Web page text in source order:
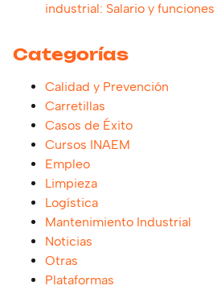
industrial: Salario y funciones
Categorías
Calidad y Prevención
Carretillas
Casos de Éxito
Cursos INAEM
Empleo
Limpieza
Logística
Mantenimiento Industrial
Noticias
Otras
Plataformas